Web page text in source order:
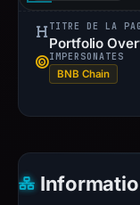
TITRE DE LA
Portfolio
IMPERSONATES
BNB Chain